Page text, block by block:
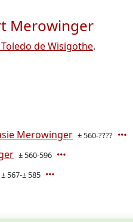
Merowinger
de Wisigothe.
Merowinger ± 560-????
± 560-596
± 567-± 585